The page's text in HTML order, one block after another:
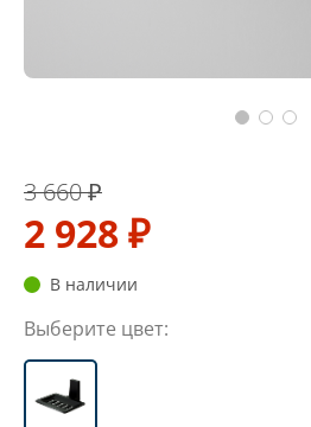
3 660 ₽
2 928 ₽
В наличии
Выберите цвет: